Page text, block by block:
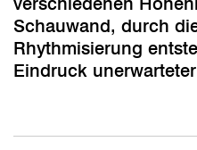
Schauwand, durch
Rhythmisierung
Eindruck